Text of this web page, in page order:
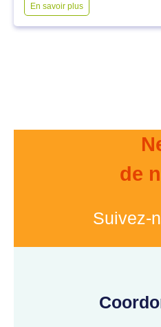
En savoir plus
de
Suivez-